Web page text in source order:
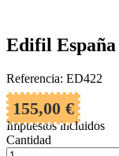
Edifil España
Referencia: ED422
155,00 €
Impuestos incluidos
Cantidad